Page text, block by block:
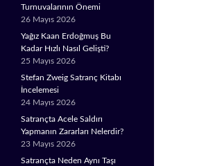
Turnuvalarının Önemi
26 Mayıs 2026
Yağız Kaan Erdoğmuş Bu
Kadar Hızlı Nasıl Gelişti?
25 Mayıs 2026
Stefan Zweig Satranç Kitabı
İncelemesi
24 Mayıs 2026
Satrançta Acele Saldırı
Yapmanın Zararları Nelerdir?
23 Mayıs 2026
Satrançta Neden Aynı Taşı